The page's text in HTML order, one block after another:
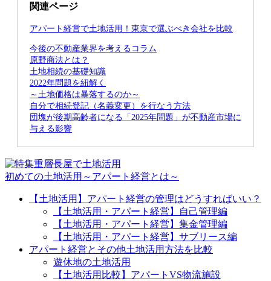
関連ページ
アパート経営で土地活用！東京で選ぶべき会社を比較
今後の不動産業界を考えるコラム
原野商法とは？
土地相続の基礎知識
2022年問題を紐解く
～土地価格は暴落するのか～
自分で相続登記（名義変更）を行なう方法
団塊が後期高齢者になる「2025年問題」が不動産市場に
与える影響
初めての土地活用～アパート経営とは～
【土地活用】アパート経営の管理はどうすればいい？
【土地活用・アパート経営】自己管理編
【土地活用・アパート経営】集金管理編
【土地活用・アパート経営】サブリース編
アパート経営とその他土地活用方法を比較
遊休地の土地活用
【土地活用比較】アパートVS物流施設